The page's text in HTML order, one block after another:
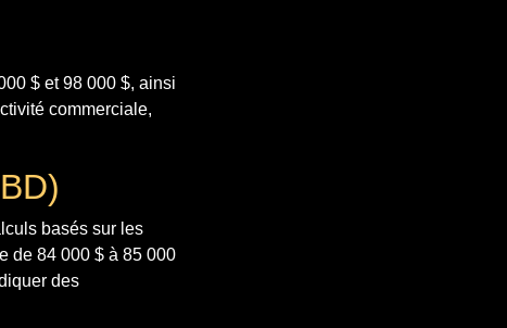
$ et 98 000 $, ainsi
commerciale,
basés sur les
de 84 000 $ à 85 000
des